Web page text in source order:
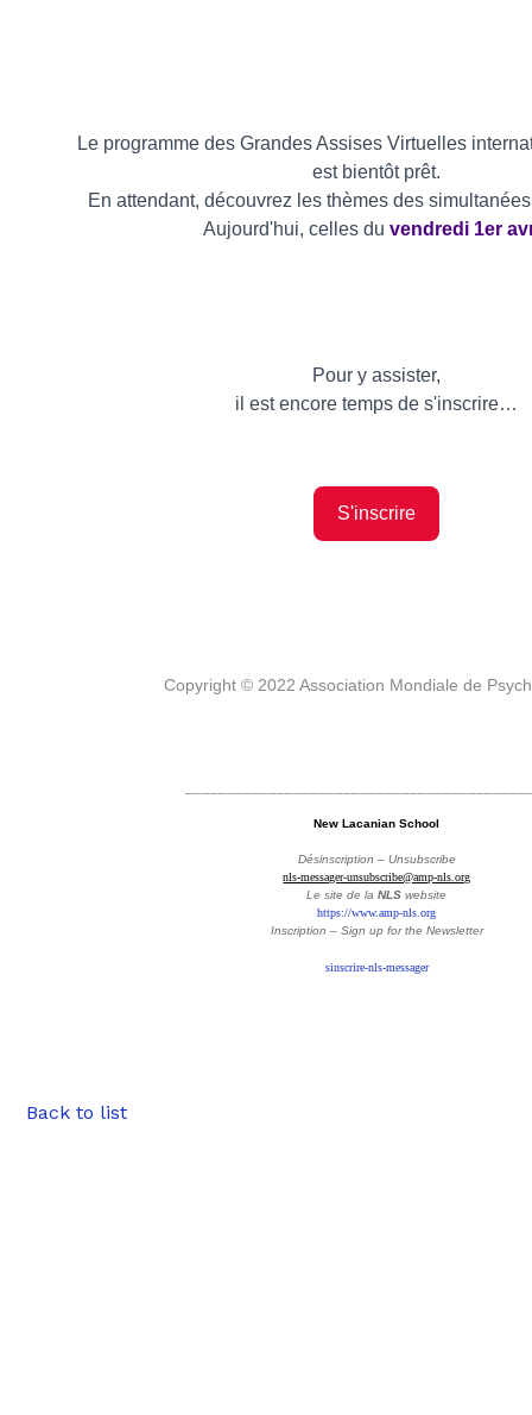
Le programme des Grandes Assises Virtuelles
est bientôt prêt.
En attendant, découvrez les thèmes des
Aujourd'hui, celles duvendredi 1er
Pour y assister,
il est encore temps de s'inscrire…
S'inscrire
Copyright © 2022 Association Mondiale de
New Lacanian School
Désinscription – Unsubscribe
nls-messager-unsubscribe@amp-nls.org
Le site de laNLS website
https://www.amp-nls.org
Inscription – Sign up for the Newsletter
sinscrire-nls-messager
Back to list